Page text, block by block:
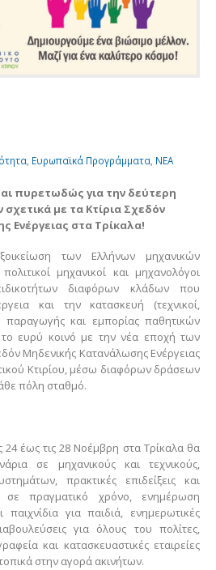
, Ευρωπαϊκά Προγράμματα, ΝΕΑ
πυρετωδώς για την δεύτερη
με τα Κτίρια Σχεδόν
Ενέργειας στα Τρίκαλα!
των Ελλήνων μηχανικών
μηχανικοί και μηχανολόγοι
διαφόρων κλάδων που
και την κατασκευή (τεχνικοί,
παραγωγής και εμπορίας παθητικών
ευρύ κοινό με την νέα εποχή των
Μηδενικής Κατανάλωσης Ενέργειας
Κτιρίου, μέσω διαφόρων δράσεων
πόλη σταθμό.
24 έως τις 28 Νοέμβρη στα Τρίκαλα θα
σε μηχανικούς και τεχνικούς,
πρακτικές επιδείξεις και
σε πραγματικό χρόνο, ενημέρωση
για παιδιά, ενημερωτικές
για όλους του πολίτες,
και κατασκευαστικές εταιρείες
στην αγορά ακινήτων.